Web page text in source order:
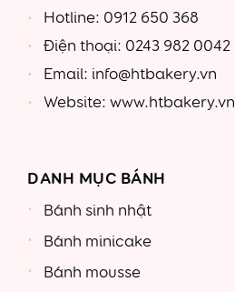
Hotline: 0912 650 368
Điện thoại: 0243 982 0042
Email: info@htbakery.vn
Website: www.htbakery.vn
DANH MỤC BÁNH
Bánh sinh nhật
Bánh minicake
Bánh mousse